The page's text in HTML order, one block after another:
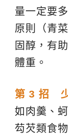
量一定要
原則（青
固醇，有
體重。
第 3 招
如肉羹、
芶芡類食